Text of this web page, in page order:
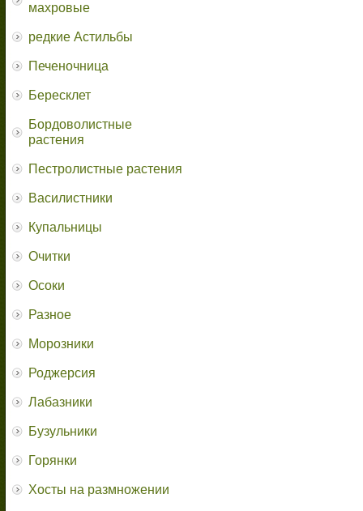
махровые
редкие Астильбы
Печеночница
Бересклет
Бордоволистные
растения
Пестролистные растения
Василистники
Купальницы
Очитки
Осоки
Разное
Морозники
Роджерсия
Лабазники
Бузульники
Горянки
Хосты на размножении